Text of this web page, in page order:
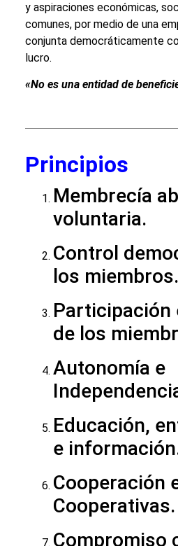
y aspiraciones económicas,
comunes, por medio de una
conjunta democráticamente
lucro.
«No es una entidad de
Principios
Membrecía
voluntaria.
Control
los miembros.
Participación
de los
Autonomía e
Educación,
e
Cooperación
Cooperativas.
Compromiso